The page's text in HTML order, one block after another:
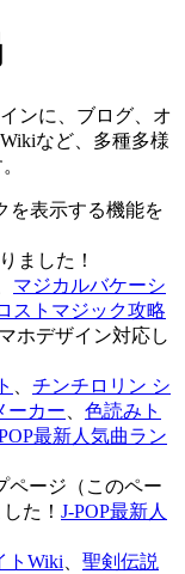
ンに、ブログ、オ
など、多種多様
を表示する機能を
ました！
マジカルバケーシ
ストマジック攻略
ホデザイン対応し
チンチロリン シ
ーカー
色読みト
最新人気曲ラン
ページ（このペー
た！ J-POP最新人
トWiki
聖剣伝説